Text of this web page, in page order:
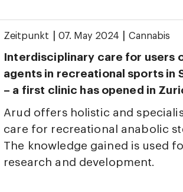
Zeitpunkt 07. May 2024 Cannabis
Interdisciplinary care for users
agents in recreational sports in
– a first clinic has opened in
Arud offers holistic and
care for recreational anabolic
The knowledge gained is used
research and development.